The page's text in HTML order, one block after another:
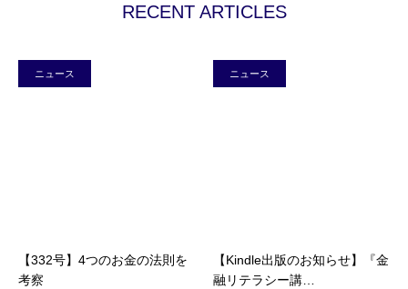
RECENT ARTICLES
ニュース
【332号】4つのお金の法則を
考察
ニュース
【Kindle出版のお知らせ】『金
融リテラシー講…